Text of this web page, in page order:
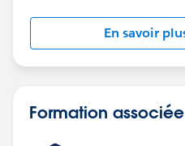
En savoir
Formation associée